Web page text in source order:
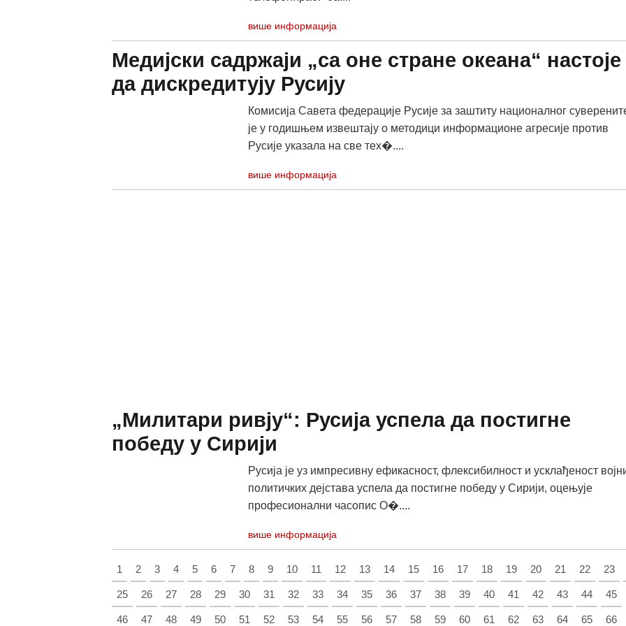
више информација
Медијски садржаји „са оне стране океана“ настоје
да дискредитују Русију
Комисија Савета федерације Русије за заштиту националног
је у годишњем извештају о методици информационе агресије против
Русије указала на све тех�....
више информација
„Милитари ривју“: Русија успела да постигне
победу у Сирији
Русија је уз импресивну ефикасност, флексибилност и усклађеност
политичких дејстава успела да постигне победу у Сирији, оцењује
професионални часопис О�....
више информација
1 2 3 4 5 6 7 8 9 10 11 12 13 14 15 16 17 18 19 20 21 22 23
25 26 27 28 29 30 31 32 33 34 35 36 37 38 39 40 41 42 43 44 45
46 47 48 49 50 51 52 53 54 55 56 57 58 59 60 61 62 63 64 65 66